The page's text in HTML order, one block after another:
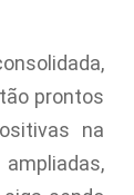
prontos
na